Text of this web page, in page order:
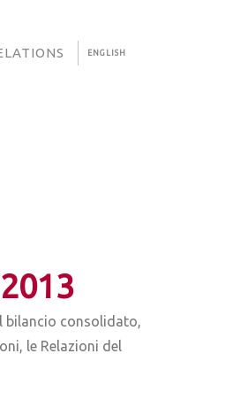
ENGLISH
bilancio consolidato,
le Relazioni del